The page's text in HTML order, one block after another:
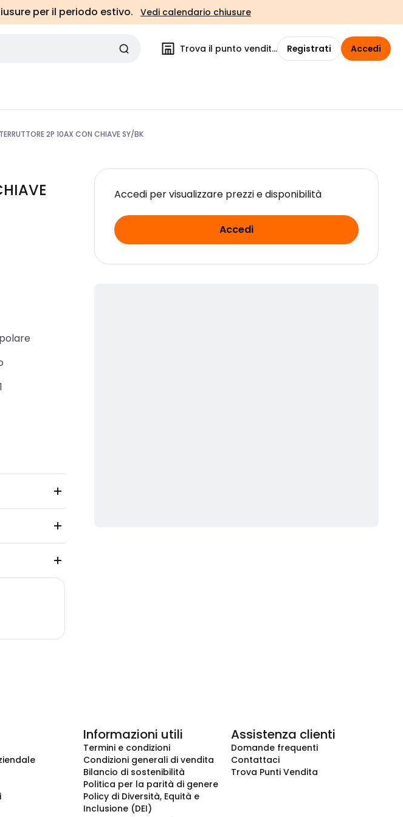
per il periodo estivo. Vedi calendario chiusure
Trova il punto vendita Registrati Accedi
2P 10AX CON CHIAVE SY/BK
Accedi per visualizzare prezzi e disponibilità
Accedi
1
Informazioni utili
Termini e condizioni
Condizioni generali di vendita
Bilancio di sostenibilità
Politica per la parità di genere
Policy di Diversità, Equità e
Inclusione (DEI)
Assistenza clienti
Domande frequenti
Contattaci
Trova Punti Vendita